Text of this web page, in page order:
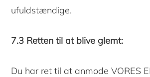
ufuldstændige.
7.3 Retten til at blive glemt:
Du har ret til at anmode VORES